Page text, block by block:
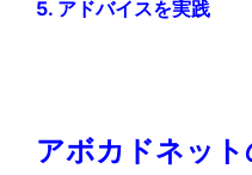
5. アドバイスを実践
アボカドネッ